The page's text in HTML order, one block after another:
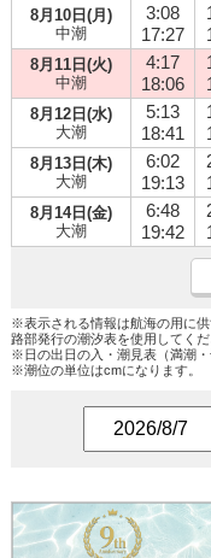
8月10日(月)
中潮
3:08
17:27
8月11日(火)
中潮
4:17
18:06
8月12日(水)
大潮
5:13
18:41
8月13日(木)
大潮
6:02
19:13
8月14日(金)
大潮
6:48
19:42
※表示される情報は航海の用に
路部発行の潮汐表を使用してくだ
※日の出日の入・潮見表（満潮・
※潮位の単位はcmになります。